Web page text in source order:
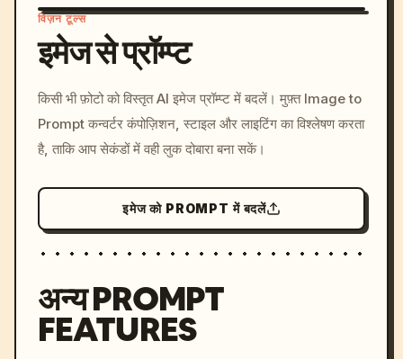
c, cyberpunk sunset, neon
colors, 8k --v 6.0
विज़न टूल्स
इमेज से प्रॉम्प्ट
किसी भी फ़ोटो को विस्तृत AI इमेज प्रॉम्प्ट में बदलें। मुफ़्त Image to
Prompt कन्वर्टर कंपोज़िशन, स्टाइल और लाइटिंग का विश्लेषण करता
है, ताकि आप सेकंडों में वही लुक दोबारा बना सकें।
इमेज को PROMPT में बदलें
अन्य PROMPT
FEATURES